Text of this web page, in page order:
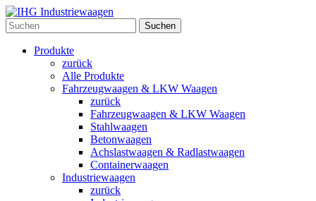
Suchen
Produkte
zurück
Alle Produkte
Fahrzeugwaagen & LKW Waagen
zurück
Fahrzeugwaagen & LKW Waagen
Stahlwaagen
Betonwaagen
Achslastwaagen & Radlastwaagen
Containerwaagen
Industriewaagen
zurück